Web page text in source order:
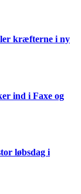
kræfterne i ny
ind i Faxe og
løbsdag i